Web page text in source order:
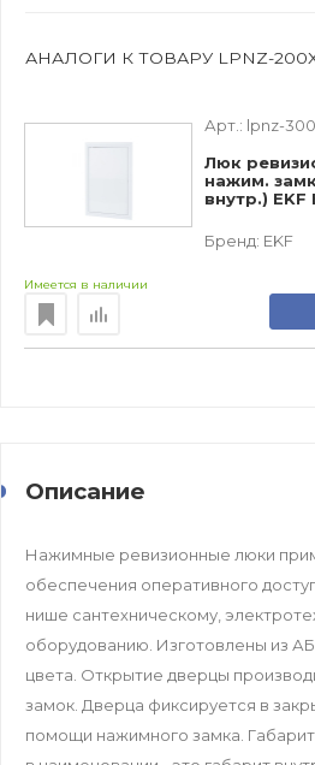
АНАЛОГИ К ТОВАРУ LPNZ-
Арт.: lpnz-
Люк
нажим.
внутр.) EKF
Бренд: EKF
Имеется в наличии
Описание
Нажимные ревизионные люки
обеспечения оперативного
нише сантехническому,
оборудованию. Изготовлены из
цвета. Открытие дверцы
замок. Дверца фиксируется в
помощи нажимного замка.